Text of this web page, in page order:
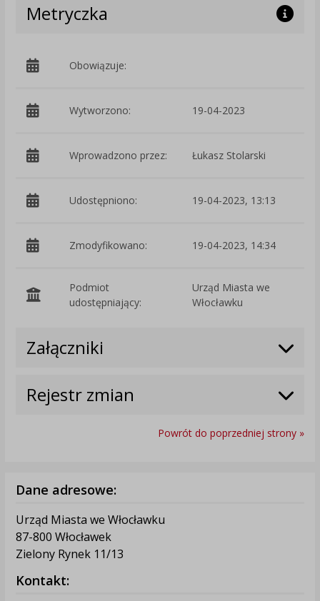
Metryczka
Obowiązuje:
Wytworzono: 19-04-2023
Wprowadzono przez: Łukasz Stolarski
Udostępniono: 19-04-2023, 13:13
Zmodyfikowano: 19-04-2023, 14:34
Podmiot
udostępniający:
Urząd Miasta we
Włocławku
Załączniki
Rejestr zmian
Powrót do poprzedniej strony »
Dane adresowe:
Urząd Miasta we Włocławku
87-800 Włocławek
Zielony Rynek 11/13
Kontakt: